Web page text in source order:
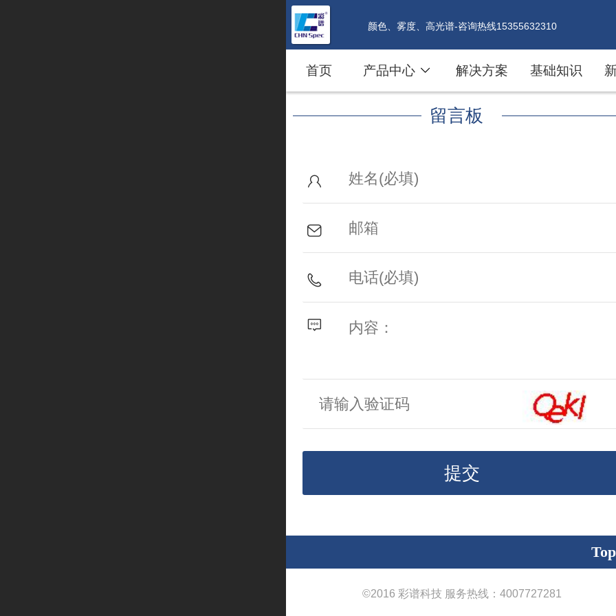
颜色、雾度、高光谱-咨询热线15355632310
首页 产品中心 解决方案 基础知识
留言板
Top
©2016 彩谱科技 服务热线：4007727281